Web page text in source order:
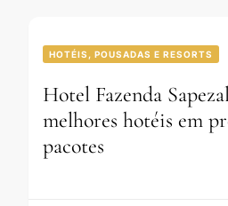
HOTÉIS, POUSADAS E RESORTS
Hotel Fazenda
melhores hotéis em
pacotes